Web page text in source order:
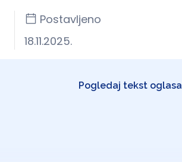
Postavljeno
18.11.2025.
Pogledaj tekst oglasa